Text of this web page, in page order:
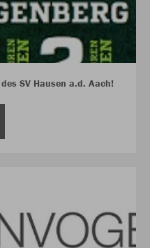
SV Hausen a.d. Aach!